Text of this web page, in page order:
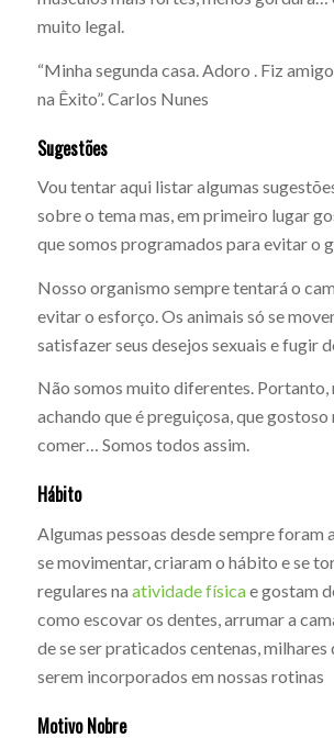
muito legal.
“Minha segunda casa. Adoro . Fiz
na Êxito”. Carlos Nunes
Sugestões
Vou tentar aqui listar algumas
sobre o tema mas, em primeiro lugar
que somos programados para evitar o
Nosso organismo sempre tentará o
evitar o esforço. Os animais só se
satisfazer seus desejos sexuais e fugir
Não somos muito diferentes.
achando que é preguiçosa, que gostoso
comer… Somos todos assim.
Hábito
Algumas pessoas desde sempre foram
se movimentar, criaram o hábito e se
regulares na atividade físicae gostam
como escovar os dentes, arrumar a
de se ser praticados centenas, milhares
serem incorporados em nossas rotinas
Motivo Nobre